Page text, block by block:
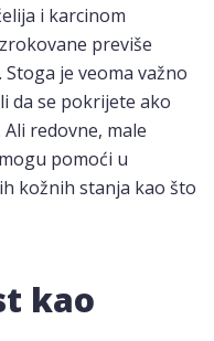
i karcinom
previše
je veoma važno
da se pokrijete ako
redovne, male
pomoći u
kožnih stanja kao što
kao